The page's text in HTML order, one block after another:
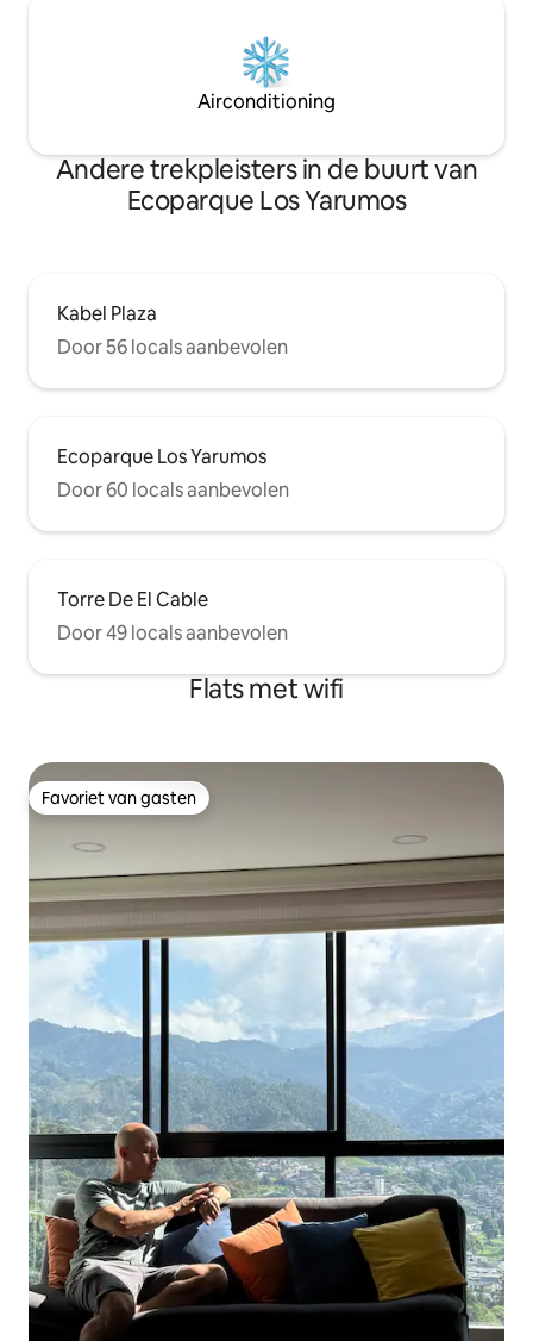
Airconditioning
Andere trekpleisters in de buurt van
Ecoparque Los Yarumos
Kabel Plaza
Door 56 locals aanbevolen
Ecoparque Los Yarumos
Door 60 locals aanbevolen
Torre De El Cable
Door 49 locals aanbevolen
Flats met wifi
Favoriet van gasten
Favoriet van gasten